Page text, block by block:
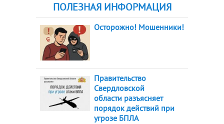
ПОЛЕЗНАЯ ИНФОРМАЦИЯ
Осторожно! Мошенники!
Правительство
Свердловской
области разъясняет
порядок действий при
угрозе БПЛА